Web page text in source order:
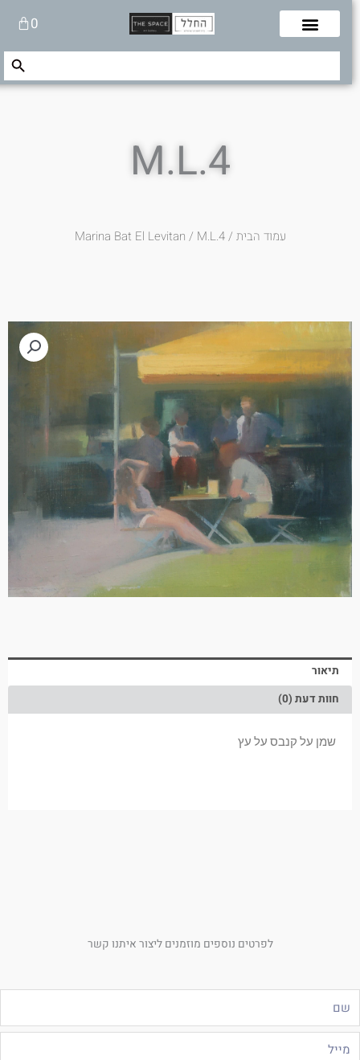
0עגלת
קניות
Search
Search Button
M.L.4
עמוד הבית/
Marina Bat El Levitan/ M.L.4
תיאור
חוות דעת (0)
שמן על קנבס על עץ
לפרטים נוספים מוזמנים ליצור איתנו קשר